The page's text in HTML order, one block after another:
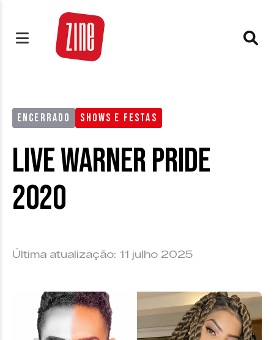
ENCERRADO SHOWS E FESTAS
Live Warner Pride
2020
Última atualização: 11 julho 2025